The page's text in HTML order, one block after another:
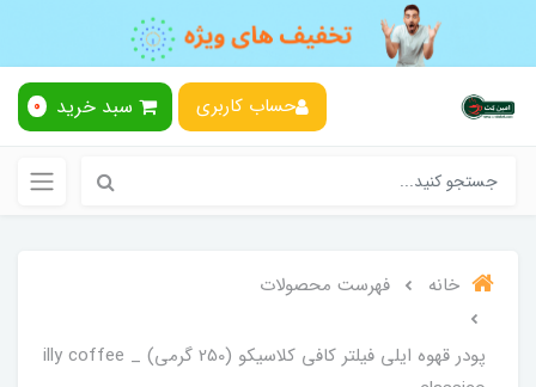
حساب کاربری سبد خرید 0
خانه فهرست محصولات
پودر قهوه ایلی فیلتر کافی کلاسیکو (250 گرمی) _ illy coffee